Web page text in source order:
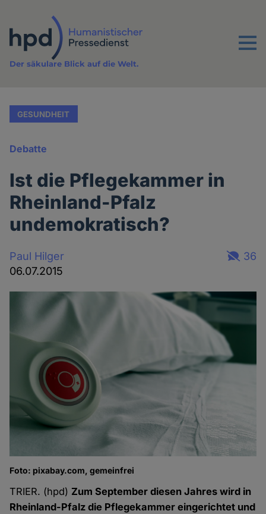
Inhalt
Menu
Der säkulare Blick auf die Welt.
GESUNDHEIT
Debatte
Ist die Pflegekammer in
Rheinland-Pfalz
undemokratisch?
Paul Hilger
06.07.2015
36
Foto: pixabay.com, gemeinfrei
TRIER. (hpd) Zum September diesen Jahres wird in
Rheinland-Pfalz die Pflegekammer eingerichtet und